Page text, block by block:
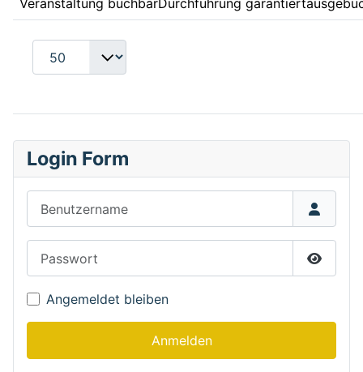
Veranstaltung buchbarDurchführung garantiert
Login Form
Angemeldet bleiben
Anmelden